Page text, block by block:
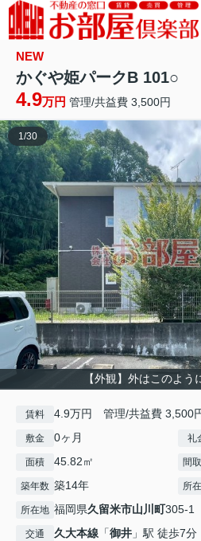
NEW
かぐや姫パークB 101○
4.9万円 管理/共益費 3,500円
【外観】外はこのよう
1/30
賃料 4.9万円 管理/共益費 3,500
敷金 0ヶ月 礼
面積 45.82㎡ 間
築年数 築14年 所
所在地 福岡県久留米市山川町305-1
交通 久大本線 「御井 」駅 徒歩7分